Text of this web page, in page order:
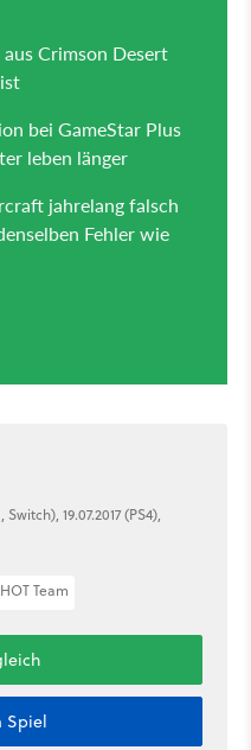
19.07.2017 (PS4),
Team
Spiel